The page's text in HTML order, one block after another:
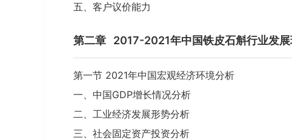
五、客户议价能力
第二章 2017-2021年中国铁皮石斛行业发
第一节 2021年中国宏观经济环境分析
一、中国GDP增长情况分析
二、工业经济发展形势分析
三、社会固定资产投资分析